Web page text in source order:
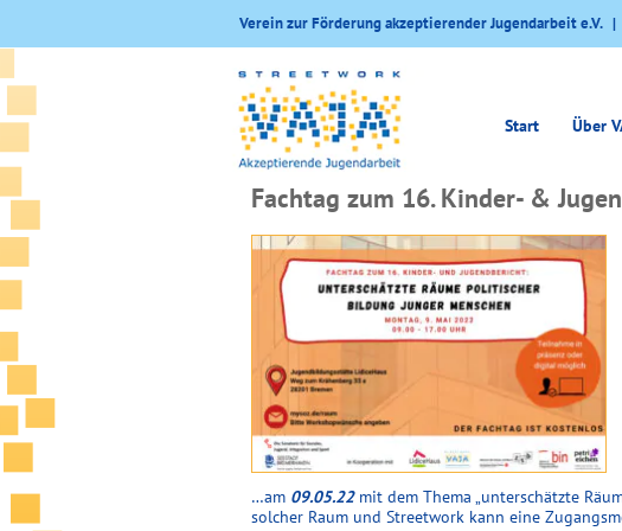
Verein zur Förderung akzeptierender Jugendarbeit
Start Über
Fachtag zum 16. Kinder- &
…am 09.05.22 mit dem Thema „unterschätzte
solcher Raum und Streetwork kann eine